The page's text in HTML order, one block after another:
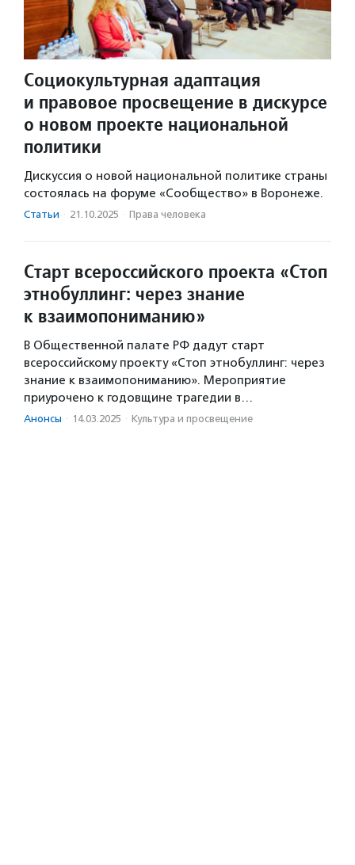
Социокультурная адаптация
и правовое просвещение в дискурсе
о новом проекте национальной
политики
Дискуссия о новой национальной политике страны
состоялась на форуме «Сообщество» в Воронеже.
Статьи · 21.10.2025 · Права человека
Старт всероссийского проекта «Стоп
этнобуллинг: через знание
к взаимопониманию»
В Общественной палате РФ дадут старт
всероссийскому проекту «Стоп этнобуллинг: через
знание к взаимопониманию». Мероприятие
приурочено к годовщине трагедии в…
Анонсы · 14.03.2025 · Культура и просвещение